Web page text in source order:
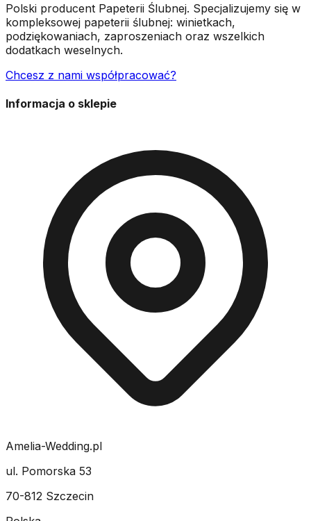
Polski producent Papeterii Ślubnej. Specjalizujemy się w
kompleksowej papeterii ślubnej: winietkach,
podziękowaniach, zaproszeniach oraz wszelkich
dodatkach weselnych.
Chcesz z nami współpracować?
Informacja o sklepie
Amelia-Wedding.pl
ul. Pomorska 53
70-812 Szczecin